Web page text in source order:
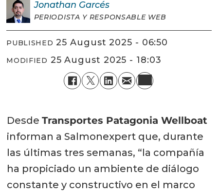
Jonathan Garcés
PERIODISTA Y RESPONSABLE WEB
PUBLISHED 25 August 2025 - 06:50
MODIFIED 25 August 2025 - 18:03
Desde Transportes Patagonia Wellboat
informan a Salmonexpert que, durante
las últimas tres semanas, “la compañía
ha propiciado un ambiente de diálogo
constante y constructivo en el marco